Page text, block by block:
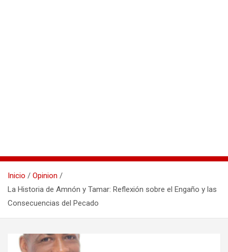
Inicio
Opinion
La Historia de Amnón y Tamar: Reflexión sobre el Engaño y las
Consecuencias del Pecado